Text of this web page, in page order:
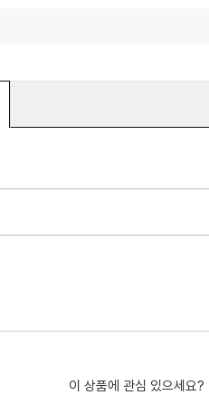
이 상품에 관심 있으세요?